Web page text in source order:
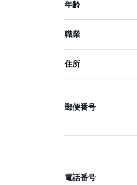
年齢
職業
住所
郵便番号
電話番号